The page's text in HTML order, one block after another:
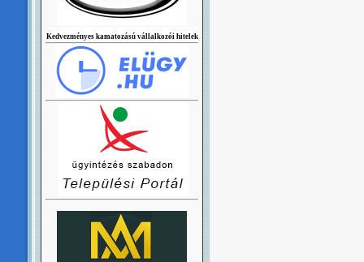
Kedvezményes kamatozású vállalkozói hitelek